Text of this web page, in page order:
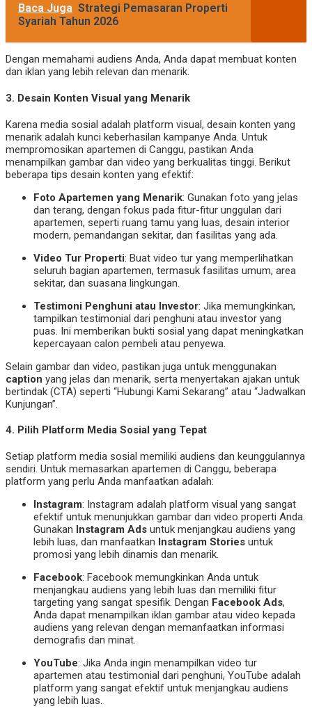
Baca Juga Strategi Pemasaran Properti
Syariah Tahun 2026
Dengan memahami audiens Anda, Anda dapat membuat konten
dan iklan yang lebih relevan dan menarik.
3. Desain Konten Visual yang Menarik
Karena media sosial adalah platform visual, desain konten yang
menarik adalah kunci keberhasilan kampanye Anda. Untuk
mempromosikan apartemen di Canggu, pastikan Anda
menampilkan gambar dan video yang berkualitas tinggi. Berikut
beberapa tips desain konten yang efektif:
Foto Apartemen yang Menarik: Gunakan foto yang jelas
dan terang, dengan fokus pada fitur-fitur unggulan dari
apartemen, seperti ruang tamu yang luas, desain interior
modern, pemandangan sekitar, dan fasilitas yang ada.
Video Tur Properti: Buat video tur yang memperlihatkan
seluruh bagian apartemen, termasuk fasilitas umum, area
sekitar, dan suasana lingkungan.
Testimoni Penghuni atau Investor: Jika memungkinkan,
tampilkan testimonial dari penghuni atau investor yang
puas. Ini memberikan bukti sosial yang dapat meningkatkan
kepercayaan calon pembeli atau penyewa.
Selain gambar dan video, pastikan juga untuk menggunakan
caption yang jelas dan menarik, serta menyertakan ajakan untuk
bertindak (CTA) seperti “Hubungi Kami Sekarang” atau “Jadwalkan
Kunjungan”.
4. Pilih Platform Media Sosial yang Tepat
Setiap platform media sosial memiliki audiens dan keunggulannya
sendiri. Untuk memasarkan apartemen di Canggu, beberapa
platform yang perlu Anda manfaatkan adalah:
Instagram: Instagram adalah platform visual yang sangat
efektif untuk menunjukkan gambar dan video properti Anda.
Gunakan Instagram Ads untuk menjangkau audiens yang
lebih luas, dan manfaatkan Instagram Stories untuk
promosi yang lebih dinamis dan menarik.
Facebook: Facebook memungkinkan Anda untuk
menjangkau audiens yang lebih luas dan memiliki fitur
targeting yang sangat spesifik. Dengan Facebook Ads,
Anda dapat menampilkan iklan gambar atau video kepada
audiens yang relevan dengan memanfaatkan informasi
demografis dan minat.
YouTube: Jika Anda ingin menampilkan video tur
apartemen atau testimonial dari penghuni, YouTube adalah
platform yang sangat efektif untuk menjangkau audiens
yang lebih luas.